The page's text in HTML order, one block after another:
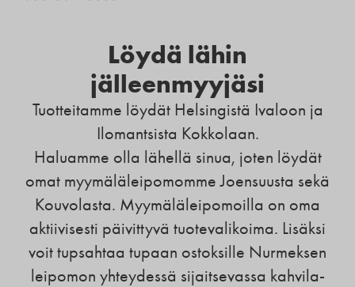
Löydä lähin
jälleenmyyjäsi
Tuotteitamme löydät Helsingistä Ivaloon ja
Ilomantsista Kokkolaan.
Haluamme olla lähellä sinua, joten löydät
omat myymäläleipomomme Joensuusta sekä
Kouvolasta. Myymäläleipomoilla on oma
aktiivisesti päivittyvä tuotevalikoima. Lisäksi
voit tupsahtaa tupaan ostoksille Nurmeksen
leipomon yhteydessä sijaitsevassa kahvila-